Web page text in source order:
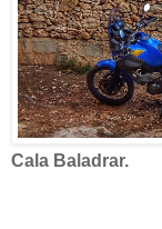
Cala Baladrar.